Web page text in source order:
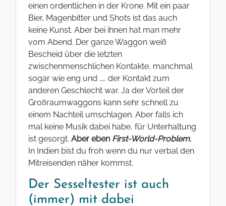
einen ordentlichen in der Krone. Mit ein paar
Bier, Magenbitter und Shots ist das auch
keine Kunst. Aber bei ihnen hat man mehr
vom Abend. Der ganze Waggon weiß
Bescheid über die letzten
zwischenmenschlichen Kontakte, manchmal
sogar wie eng und ….. der Kontakt zum
anderen Geschlecht war. Ja der Vorteil der
Großraumwaggons kann sehr schnell zu
einem Nachteil umschlagen. Aber falls ich
mal keine Musik dabei habe, für Unterhaltung
ist gesorgt. Aber eben First-World-Problem.
In Indien bist du froh wenn du nur verbal den
Mitreisenden näher kommst.
Der Sesseltester ist auch
(immer) mit dabei